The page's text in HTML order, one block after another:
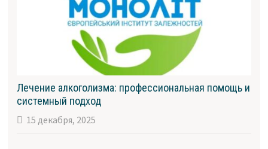
Лечение алкоголизма: профессиональная помощь и
системный подход
15 декабря, 2025